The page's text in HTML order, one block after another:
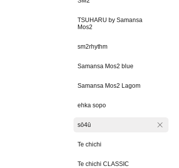
TSUHARU by Samansa
Mos2
sm2rhythm
Samansa Mos2 blue
Samansa Mos2 Lagom
ehka sopo
sō4ū
Te chichi
Te chichi CLASSIC